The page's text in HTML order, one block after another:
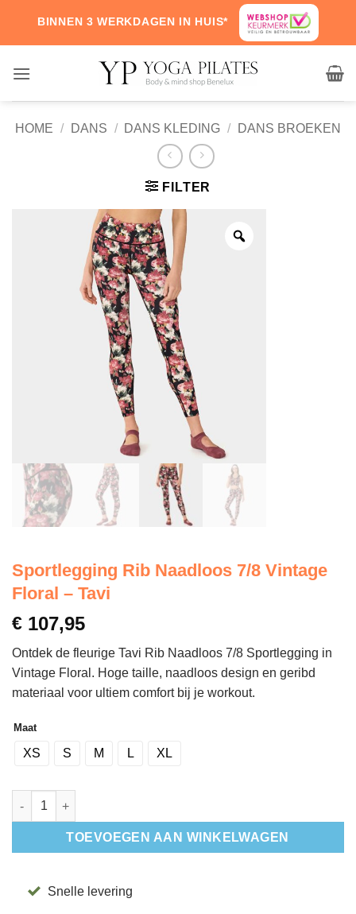
content
BINNEN 3 WERKDAGEN IN HUIS*
HOME / DANS / DANS KLEDING / DANS BROEKEN
FILTER
Sportlegging Rib Naadloos 7/8 Vintage
Floral – Tavi
€ 107,95
Ontdek de fleurige Tavi Rib Naadloos 7/8 Sportlegging in
Vintage Floral. Hoge taille, naadloos design en geribd
materiaal voor ultiem comfort bij je workout.
Maat
XS S M L XL
Sportlegging Rib Naadloos 7/8 Vintage Floral - Tavi aantal
TOEVOEGEN AAN WINKELWAGEN
Snelle levering